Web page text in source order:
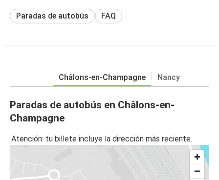
Paradas de autobús FAQ
Châlons-en-Champagne Nancy
Paradas de autobús en Châlons-en-
Champagne
Atención: tu billete incluye la dirección más reciente.